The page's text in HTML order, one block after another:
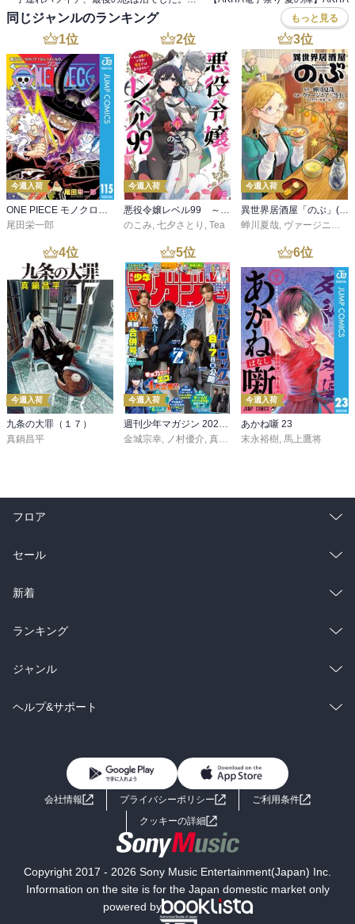
同じジャンルのランキング もっと見る
1位
今週入荷
ONE PIECE モノクロ版 115
尾田栄一郎
2位
今週入荷
悪役令嬢レベル99 ～私は裏ボスですが魔王ではありません～ その６
のこみ, 七夕さとり , Tea
3位
今週入荷
異世界居酒屋「のぶ」(22)
蝉川夏哉, ヴァージニア二等兵
4位
今週入荷
九条の大罪（１７）
真鍋昌平
5位
今週入荷
金城宗幸
ノ村優介 真島ヒロ ,宮島礼吏, 新川直司
6位
今週入荷
あかね噺 23
末永裕樹 馬上鷹将
フロア
総合
ラノベ
雑誌・グラビア
BL・TL
セール
総合
ラノベ
雑誌・グラビア
BL・TL
新着
総合
ラノベ
雑誌・グラビア
ランキング
総合
ラノベ
ジャンル
コミック
ライトノベル 男子向けラノベ
小説
海外小説
ミステリー SF
ヘルプ&サポート
よくあるご質問 お問い合わせ
会社情報 プライバシーポリシー
ご利用条件
クッキーの詳細
Copyright 2017 - 2026 Sony Music Entertainment(Japan) Inc.
Information on the site is for the Japan domestic market only
powered by